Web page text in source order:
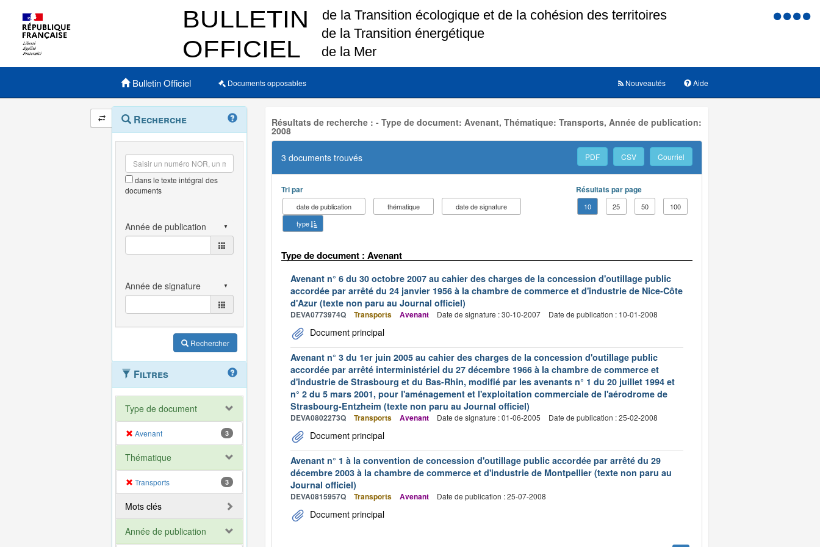
Menu
Menu principal
Bulletin Officiel Documents opposables Aide
Nouveautés
Navigation
et
outils
annexes
Menu
contextuel
Recherche
dans le texte intégral des
documents
Rechercher
Filtres
Type de document
Avenant 3
Thématique
Transports 3
Mots clés
Année de publication
Résultats de recherche : - Type de document: Avenant, Thématique: Transports, Année de publication:
2008
3 documents trouvés PDF CSV Courriel
Tri par
date de publication thématique
date de signature
type
Résultats par page
10 25 50 100
Type de document : Avenant
Avenant n° 6 du 30 octobre 2007 au cahier des charges de la concession d'outillage public
accordée par arrêté du 24 janvier 1956 à la chambre de commerce et d'industrie de Nice-Côte
d'Azur (texte non paru au Journal officiel)
DEVA0773974Q Transports Avenant Date de signature : 30-10-2007 Date de publication : 10-01-2008
Document principal
Avenant n° 3 du 1er juin 2005 au cahier des charges de la concession d'outillage public
accordée par arrêté interministériel du 27 décembre 1966 à la chambre de commerce et
d'industrie de Strasbourg et du Bas-Rhin, modifié par les avenants n° 1 du 20 juillet 1994 et
n° 2 du 5 mars 2001, pour l'aménagement et l'exploitation commerciale de l'aérodrome de
Strasbourg-Entzheim (texte non paru au Journal officiel)
DEVA0802273Q Transports Avenant Date de signature : 01-06-2005 Date de publication : 25-02-2008
Document principal
Avenant n° 1 à la convention de concession d'outillage public accordée par arrêté du 29
décembre 2003 à la chambre de commerce et d'industrie de Montpellier (texte non paru au
Journal officiel)
DEVA0815957Q Transports Avenant Date de publication : 25-07-2008
Document principal